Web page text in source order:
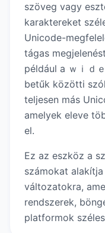
szöveg vagy
karaktereket
Unicode-
tágas
például a ｗｉｄ
betűk közötti
teljesen más
amelyek eleve
el.
Ez az eszköz a
számokat
változatokra,
rendszerek,
platformok